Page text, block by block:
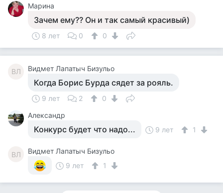
Марина
Зачем ему?? Он и так самый красивый)
8 лет 0 0
ВЛ Видмет Лапатыч Бизульо
Когда Борис Бурда сядет за рояль.
9 лет 2
0
Александр
Конкурс будет что надо... 9 лет 1
ВЛ
Видмет Лапатыч Бизульо
9 лет
1